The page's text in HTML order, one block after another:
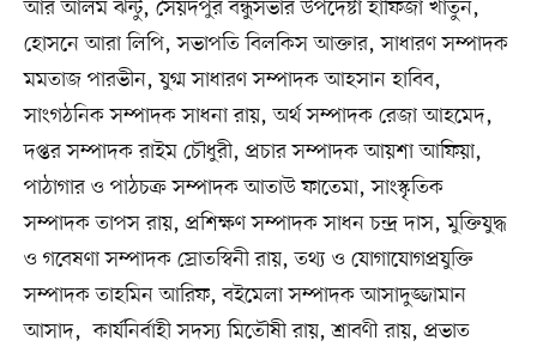
আর আলম ঝন্টু, সৈয়দপুর বন্ধুসভার উপদেষ্টা হাফিজা খাতুন,
হোসনে আরা লিপি, সভাপতি বিলকিস আক্তার, সাধারণ সম্পাদক
মমতাজ পারভীন, যুগ্ম সাধারণ সম্পাদক আহসান হাবিব,
সাংগঠনিক সম্পাদক সাধনা রায়, অর্থ সম্পাদক রেজা আহমেদ,
দপ্তর সম্পাদক রাইম চৌধুরী, প্রচার সম্পাদক আয়শা আফিয়া,
পাঠাগার ও পাঠচক্র সম্পাদক আতাউ ফাতেমা, সাংস্কৃতিক
সম্পাদক তাপস রায়, প্রশিক্ষণ সম্পাদক সাধন চন্দ্র দাস, মুক্তিযুদ্ধ
ও গবেষণা সম্পাদক স্রোতস্বিনী রায়, তথ্য ও যোগাযোগপ্রযুক্তি
সম্পাদক তাহমিন আরিফ, বইমেলা সম্পাদক আসাদুজ্জামান
আসাদ, কার্যনির্বাহী সদস্য মিতৌষী রায়, শ্রাবণী রায়, প্রভাত